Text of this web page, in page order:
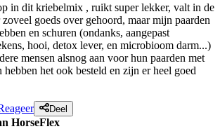
in dit kriebelmix , ruikt super lekker, valt in de
zoveel goeds over gehoord, maar mijn paarden
en schuren (ondanks, aangepast
hooi, detox lever, en microbioom darm...)
mensen alsnog aan voor hun paarden met
het ook besteld en zijn er heel goed
Deel
HorseFlex